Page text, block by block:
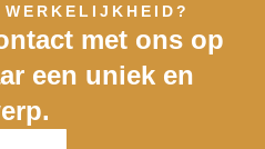
met ons op
een uniek en